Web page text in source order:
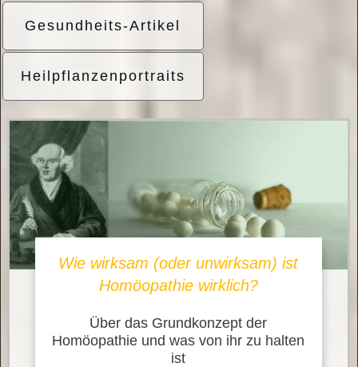
Gesundheits-Artikel
Heilpflanzenportraits
Wie wirksam (oder unwirksam) ist
Homöopathie wirklich?
Über das Grundkonzept der
Homöopathie und was von ihr zu halten
ist